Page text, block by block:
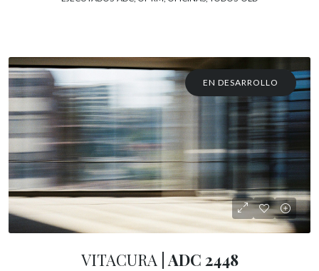
EN DESARROLLO
VITACURA | ADC 2448